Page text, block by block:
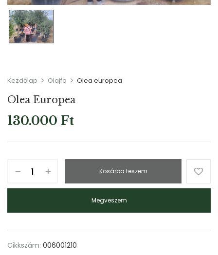
Kezdőlap Olajfa Olea europea
Olea Europea
130.000 Ft
Kosárba teszem
Megveszem
Cikkszám: 006001210